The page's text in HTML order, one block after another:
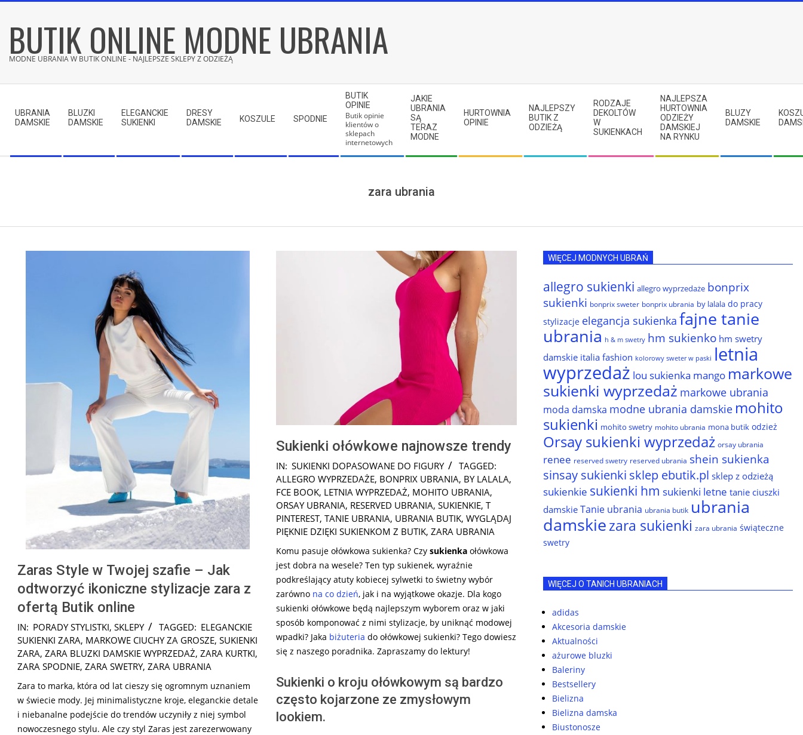
contentBUTIK ONLINE MODNE UBRANIA
MODNE UBRANIA W BUTIK ONLINE - NAJLEPSZE SKLEPY Z ODZIEŻĄ
Menu
UBRANIA
DAMSKIE
BLUZKI
DAMSKIE
ELEGANCKIE
SUKIENKI
DRESY
DAMSKIE
KOSZULE SPODNIE
BUTIK
OPINIE
Butik opinie
klientów o
sklepach
internetowych
JAKIE
UBRANIA
SĄ
TERAZ
MODNE
HURTOWNIA
OPINIE
NAJLEPSZY
BUTIK Z
ODZIEŻĄ
RODZAJE
DEKOLTÓW
W
SUKIENKACH
NAJLEPSZA
HURTOWNIA
ODZIEŻY
DAMSKIEJ
NA RYNKU
BLUZY
DAMSKIE
zara ubrania
Zaras Style w Twojej szafie – Jak
odtworzyć ikoniczne stylizacje zara z
ofertą Butik online
2026-
02-
15
IN: PORADY STYLISTKI, SKLEPY TAGGED: ELEGANCKIE
SUKIENKI ZARA, MARKOWE CIUCHY ZA GROSZE, SUKIENKI
ZARA, ZARA BLUZKI DAMSKIE WYPRZEDAŻ, ZARA KURTKI,
ZARA SPODNIE, ZARA SWETRY, ZARA UBRANIA
Zara to marka, która od lat cieszy się ogromnym uznaniem
w świecie mody. Jej minimalistyczne kroje, eleganckie detale
i niebanalne podejście do trendów uczyniły z niej symbol
nowoczesnego stylu. Ale czy styl Zaras jest zarezerwowany
Sukienki ołówkowe najnowsze trendy
2025-
10-
09
IN: SUKIENKI DOPASOWANE DO FIGURY
TAGGED:
ALLEGRO WYPRZEDAŻE, BONPRIX UBRANIA, BY LALALA,
FCE BOOK, LETNIA WYPRZEDAŻ, MOHITO UBRANIA,
ORSAY UBRANIA, RESERVED UBRANIA, SUKIENKIE, T
PINTEREST, TANIE UBRANIA, UBRANIA BUTIK, WYGLĄDAJ
PIĘKNIE DZIĘKI SUKIENKOM Z BUTIK, ZARA UBRANIA
Komu pasuje ołówkowa sukienka? Czy sukienka ołówkowa
jest dobra na wesele? Ten typ sukienek, wyraźnie
podkreślający atuty kobiecej sylwetki to świetny wybór
zarówno na co dzień, jak i na wyjątkowe okazje. Dla kogo
sukienki ołówkowe będą najlepszym wyborem oraz w jaki
sposób komponować z nimi stylizacje, by uniknąć modowej
wpadki? Jaka biżuteria do ołówkowej sukienki? Tego dowiesz
się z naszego poradnika. Zapraszamy do lektury!
Sukienki o kroju ołówkowym są bardzo
często kojarzone ze zmysłowym
lookiem.
WIĘCEJ MODNYCH UBRAŃ
allegro sukienki allegro wyprzedaże bonprix
sukienki bonprix sweter bonprix ubrania by lalala do pracy
stylizacje elegancja sukienka fajne tanie
ubrania h & m swetry hm sukienko hm swetry
damskie italia fashion kolorowy sweter w paski letnia
wyprzedaż lou sukienka mango markowe
sukienki wyprzedaż markowe ubrania
moda damska modne ubrania damskie mohito
sukienki mohito swetry mohito ubrania mona butik odzież
Orsay sukienki wyprzedaż orsay ubrania
renee reserved swetry reserved ubrania shein sukienka
sinsay sukienki sklep ebutik.pl sklep z odzieżą
sukienkie sukienki hm sukienki letne tanie ciuszki
damskie Tanie ubrania ubrania butik ubrania
damskiezara sukienki zara ubrania świąteczne
swetry
WIĘCEJ O TANICH UBRANIACH
adidas
Akcesoria damskie
Aktualności
ażurowe bluzki
Baleriny
Bestsellery
Bielizna
Bielizna damska
Biustonosze